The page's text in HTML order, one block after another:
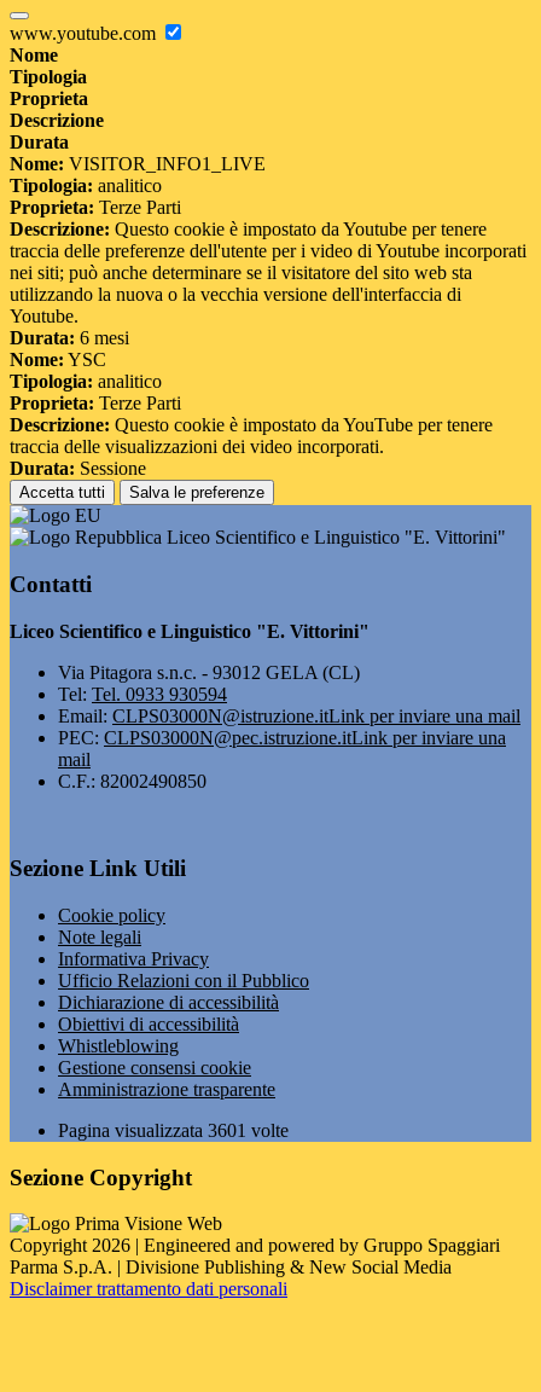
www.youtube.com
Nome
Tipologia
Proprieta
Descrizione
Durata
Nome: VISITOR_INFO1_LIVE
Tipologia: analitico
Proprieta: Terze Parti
Descrizione: Questo cookie è impostato da Youtube per tenere
traccia delle preferenze dell'utente per i video di Youtube incorporati
nei siti; può anche determinare se il visitatore del sito web sta
utilizzando la nuova o la vecchia versione dell'interfaccia di
Youtube.
Durata: 6 mesi
Nome: YSC
Tipologia: analitico
Proprieta: Terze Parti
Descrizione: Questo cookie è impostato da YouTube per tenere
traccia delle visualizzazioni dei video incorporati.
Durata: Sessione
Accetta tutti Salva le preferenze
Liceo Scientifico e Linguistico "E. Vittorini"
Contatti
Liceo Scientifico e Linguistico "E. Vittorini"
Via Pitagora s.n.c. - 93012 GELA (CL)
Tel: Tel. 0933 930594
Email: CLPS03000N@istruzione.itLink per inviare una mail
PEC: CLPS03000N@pec.istruzione.itLink per inviare una
mail
C.F.: 82002490850
Sezione Link Utili
Cookie policy
Note legali
Informativa Privacy
Ufficio Relazioni con il Pubblico
Dichiarazione di accessibilità
Obiettivi di accessibilità
Whistleblowing
Gestione consensi cookie
Amministrazione trasparente
Pagina visualizzata 3601 volte
Sezione Copyright
Copyright 2026 | Engineered and powered by Gruppo Spaggiari
Parma S.p.A. | Divisione Publishing & New Social Media
Disclaimer trattamento dati personali